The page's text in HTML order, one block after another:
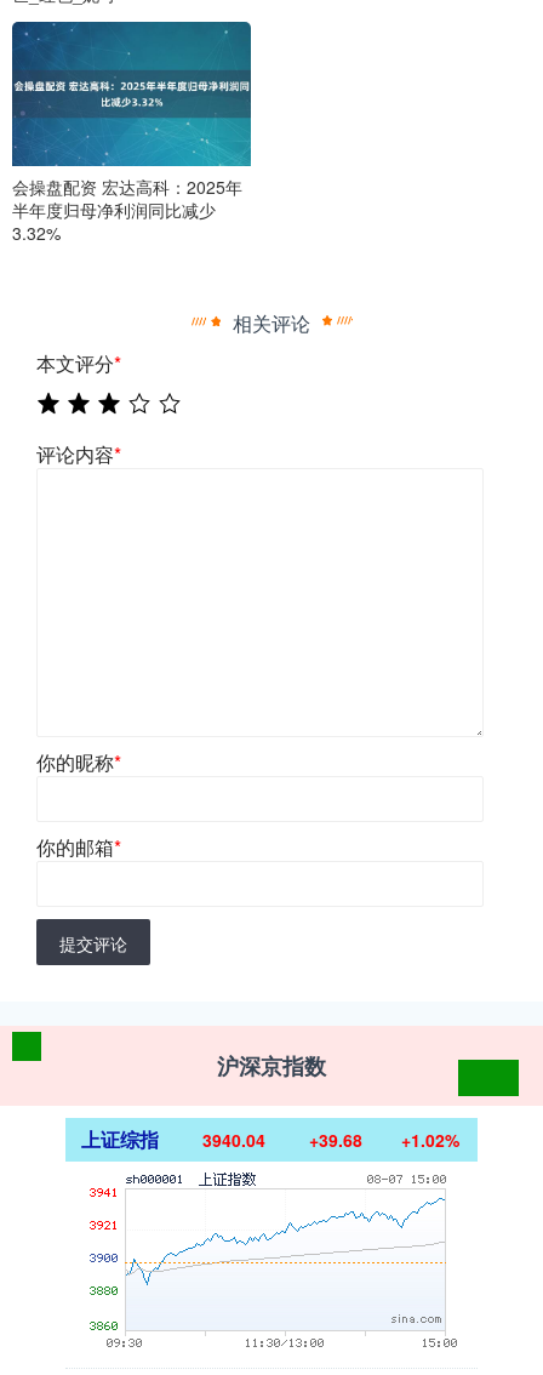
会操盘配资 宏达高科：2025年
半年度归母净利润同比减少
3.32%
相关评论
本文评分*
评论内容*
你的昵称*
你的邮箱*
提交评论
沪深京指数
上证综指 3940.04 +39.68 +1.02%